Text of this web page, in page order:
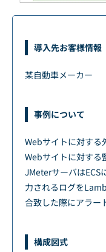
導入先お客様情報
某自動車メーカー
事例について
Webサイトに対する
Webサイトに対する
JMeterサーバはECS
力されるログを
合致した際にアラー
構成図式